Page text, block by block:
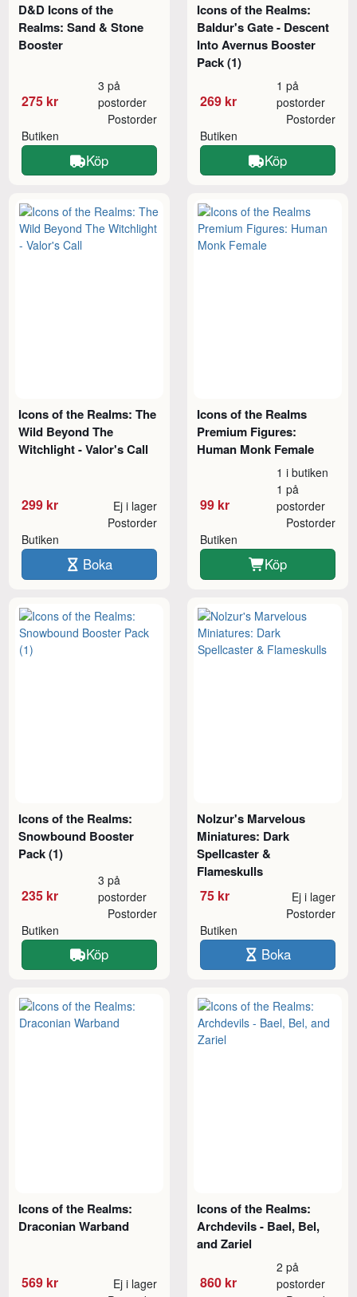
D&D Icons of the
Realms: Sand & Stone
Booster
275 kr
3 på
postorder
Butiken
Postorder
Köp
Icons of the Realms:
Baldur's Gate - Descent
Into Avernus Booster
Pack (1)
269 kr
1 på
postorder
Butiken
Postorder
Köp
Icons of the Realms: The
Wild Beyond The
Witchlight - Valor's Call
299 kr Ej i lager
Butiken
Postorder
Boka
Icons of the Realms
Premium Figures:
Human Monk Female
99 kr
1 i butiken
1 på
postorder
Butiken
Postorder
Köp
Icons of the Realms:
Snowbound Booster
Pack (1)
235 kr
3 på
postorder
Butiken
Postorder
Köp
Nolzur's Marvelous
Miniatures: Dark
Spellcaster &
Flameskulls
75 kr Ej i lager
Butiken
Postorder
Boka
Icons of the Realms:
Draconian Warband
569 kr
Ej i lager
Icons of the Realms:
Archdevils - Bael, Bel,
and Zariel
860 kr
2 på
postorder